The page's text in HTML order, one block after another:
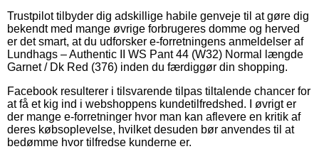
Trustpilot tilbyder dig adskillige habile genveje til at gøre dig
bekendt med mange øvrige forbrugeres domme og herved
er det smart, at du udforsker e-forretningens anmeldelser af
Lundhags – Authentic II WS Pant 44 (W32) Normal længde
Garnet / Dk Red (376) inden du færdiggør din shopping.
Facebook resulterer i tilsvarende tilpas tiltalende chancer for
at få et kig ind i webshoppens kundetilfredshed. I øvrigt er
der mange e-forretninger hvor man kan aflevere en kritik af
deres købsoplevelse, hvilket desuden bør anvendes til at
bedømme hvor tilfredse kunderne er.